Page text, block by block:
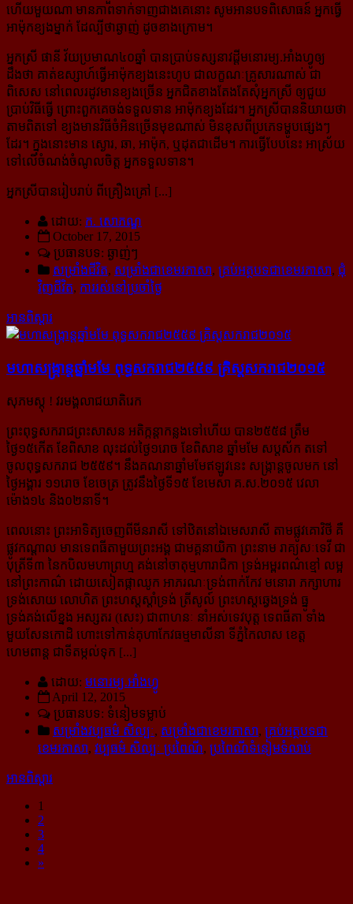
ហើយមួយណា មានភាពទាក់ទាញជាងគេនោះ សូមអានបទពិសោធន៍ អ្នកធ្វើ​
អាម៉ុក​ខ្យងម្នាក់ ដែល្បីថាឆ្ងាញ់ ដូចខាងក្រោម។
អ្នកស្រី ផានី វ័យប្រមាណ៤០ឆ្នាំ បានប្រាប់ទស្សនាវដ្តីមនោរម្យ.អាំងហ្វូឲ្យ
ដឹងថា គាត់ឧស្សាហ៍ធ្វើអាម៉ុក​ខ្យង​នេះហូប ជាលក្ខណៈគ្រូសារណាស់ ជា
ពិសេស នៅពេលរដូវមានខ្យងច្រើន អ្នកជិតខាងតែងតែ​សុំ​អ្នកស្រី ឲ្យ​ជួយ
ប្រាប់វិធីធ្វើ ព្រោះពួកគេចង់ទទួលទាន អាម៉ុកខ្យងដែរ។ អ្នកស្រីបាននិយាយថា
តាមពិតទៅ ខ្យងមានវិធី​ចំអិន​ច្រើនមុខណាស់ មិនខុសពីប្រភេទម្ហូបផ្សេងៗ
ដែរ។ ក្នុងនោះមាន ស្ងោរ, ឆា, អាម៉ុក, ឬដុតជាដើម។ ការ​ធ្វើបែបនេះ អាស្រ័យ
ទៅលើចំណង់ចំណូលចិត្ត អ្នកទទួលទាន។
អ្នកស្រីបានរៀបរាប់ ពីគ្រឿងគ្រៅ [...]
ដោយ: ក. សោភណ្ឌ
October 17, 2015
ប្រធានបទ: ឆ្ងាញ់ៗ
សម្រាំងជីវិត, សម្រាំងជាខេមរភាសា, គ្រប់អត្ថបទជាខេមរភាសា, ជុំ
វិញជីវិត, ការរស់នៅប្រចាំថ្ងៃ
អានពិស្ដារ
មហា​សង្ក្រាន្ត​ឆ្នាំ​មមែ ពុទ្ធ​សករាជ​២៥៥៩ គ្រិស្ត​សករាជ​២០១៥
សុភមស្តុ ! វរមង្គលាជយាតិរេក
ព្រះពុទ្ធសករាជព្រះសាសន អតិក្កន្តាកន្លងទៅហើយ បាន២៥៥៨ ត្រឹម
ថ្ងៃ១៥កើត ខែពិសាខ លុះដល់ថ្ងៃ១រោច ខែ​ពិសាខ ឆ្នាំមមែ សប្ដស័ក តទៅ
ចូលពុទ្ធសករាជ ២៥៥៩។ នឹងគណនាឆ្នាំមមែឥឡូវនេះ សង្ក្រាន្តចូលមក នៅ
ថ្ងៃអង្គារ ១១រោច ខែចេត្រ ត្រូវនឹងថ្ងៃទី១៥ ខែមេសា គ.ស.២០១៥ វេលា
ម៉ោង១៤ និង០២នាទី។
ពេលនោះ ព្រះអាទិត្យចេញពីមីនរាសី ទៅឋិតនៅឯមេសរាសី តាមផ្លូវគោវិថី គឺ
ផ្លូវកណ្ដាល មានទេពធីតាមួយព្រះអង្គ ជាមគ្គនាយិកា ព្រះនាម រាគ្យសៈទេវី ជា
បុត្រីទី៣ នៃកបិលមហាព្រហ្ម គង់នៅចាតុម្មហារាជិកា ទ្រង់អម្ពរពណ៌ខ្មៅ លម្អ​
នៅព្រះកាណ៌ ដោយសៀតផ្កាឈូក អាភរណៈទ្រង់ពាក់កែវ មនោរា ភក្សាហារ
ទ្រង់សោយ លោហិត ព្រះហស្តស្ដាំទ្រង់ ត្រីសូល៍ ព្រះហស្តឆ្វេងទ្រង់ ធ្នូ
ទ្រង់គង់លើខ្នង អស្សតរ (សេះ) ជាពាហនៈ នាំអស់ទេវបុត្ត ទេពធីតា ទាំង
មួយសែនកោដិ ហោះទៅកាន់គុហាកែវធម្មមាលីនា ទីភ្នំកៃលាស ខេត្ត
ហេមពាន្ត ជាទីតម្កល់ទុក [...]
ដោយ: មនោរម្យ.អាំងហ្វូ
April 12, 2015
ប្រធានបទ: ទំនៀមទម្លាប់
សម្រាំងវប្ប​ធម៌​ សិល្បៈ, សម្រាំងជាខេមរភាសា, គ្រប់អត្ថបទជា
ខេមរភាសា, វប្បធម៌ សិល្បៈ ប្រពៃណី, ប្រពៃណីទំនៀមទំលាប់
អានពិស្ដារ
1
2
3
4
»